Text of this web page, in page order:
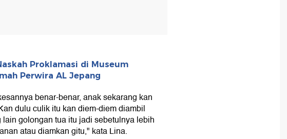
Proklamasi di Museum
Perwira AL Jepang
benar-benar, anak sekarang kan
dulu culik itu kan diem-diem diambil
golongan tua itu jadi sebetulnya lebih
atau diamkan gitu," kata Lina.